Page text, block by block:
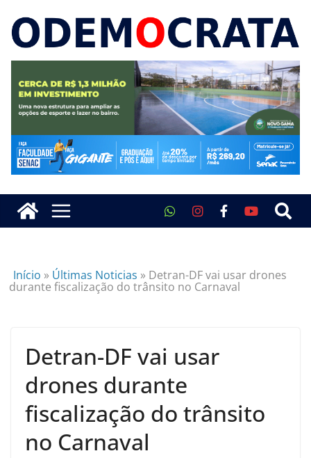
Início » Últimas Noticias » Detran-DF vai usar drones
durante fiscalização do trânsito no Carnaval
Detran-DF vai usar
drones durante
fiscalização do trânsito
no Carnaval